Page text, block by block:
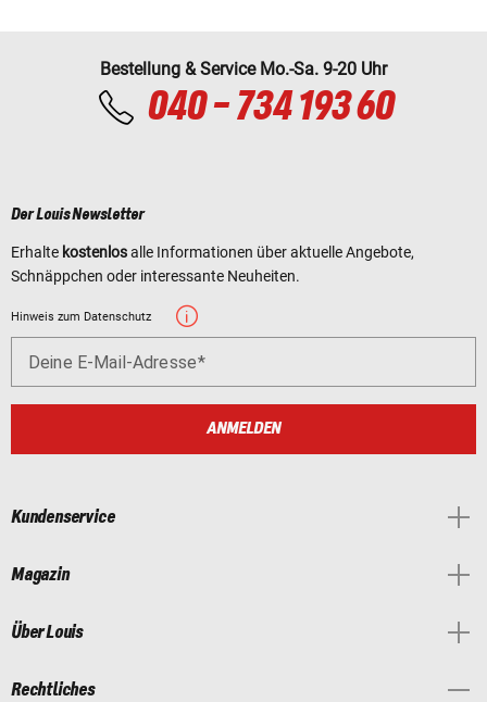
Bestellung & Service Mo.-Sa. 9-20 Uhr
040 - 734 193 60
Der Louis Newsletter
Erhalte kostenlosalle Informationen über aktuelle Angebote,
Schnäppchen oder interessante Neuheiten.
Hinweis zum Datenschutz
Deine E-Mail-Adresse
ANMELDEN
Kundenservice
Magazin
Über Louis
Rechtliches